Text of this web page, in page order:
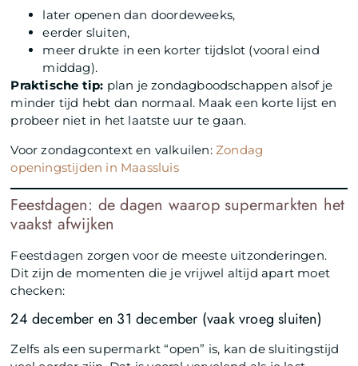
later openen dan doordeweeks,
eerder sluiten,
meer drukte in een korter tijdslot (vooral eind
middag).
Praktische tip: plan je zondagboodschappen alsof je
minder tijd hebt dan normaal. Maak een korte lijst en
probeer niet in het laatste uur te gaan.
Voor zondagcontext en valkuilen: Zondag
openingstijden in Maassluis
Feestdagen: de dagen waarop supermarkten het
vaakst afwijken
Feestdagen zorgen voor de meeste uitzonderingen.
Dit zijn de momenten die je vrijwel altijd apart moet
checken:
24 december en 31 december (vaak vroeg sluiten)
Zelfs als een supermarkt “open” is, kan de sluitingstijd